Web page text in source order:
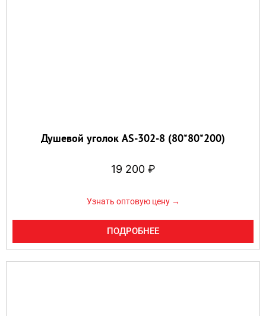
Душевой уголок AS-302-8 (80*80*200)
19 200 ₽
Узнать оптовую цену →
ПОДРОБНЕЕ